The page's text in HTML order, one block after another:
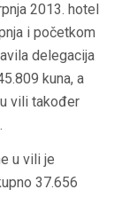
2013. hotel
i početkom
delegacija
kuna, a
vili također
u vili je
37.656